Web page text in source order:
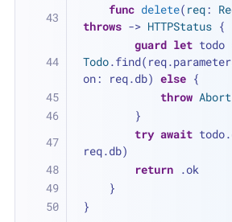
func delete( req:
throws -> HTTPStatus {
guard let todo
Todo
on: req.db) else {
throw Abort
        }
try await
req.db)
return .ok
    }
}